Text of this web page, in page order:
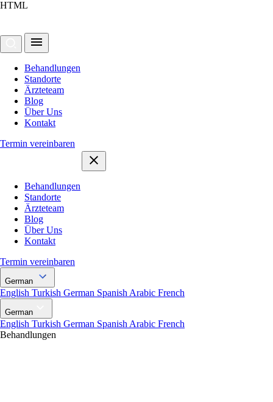
HTML
Behandlungen
Standorte
Ärzteteam
Blog
Über Uns
Kontakt
Termin vereinbaren
Behandlungen
Standorte
Ärzteteam
Blog
Über Uns
Kontakt
Termin vereinbaren
German
English Turkish German Spanish Arabic French
German
English Turkish German Spanish Arabic French
Behandlungen